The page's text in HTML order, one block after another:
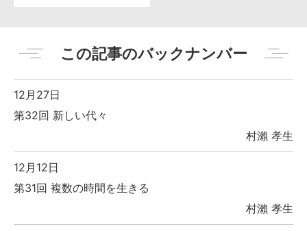
この記事のバックナンバー
12月27日
第32回 新しい代々
村瀨 孝生
12月12日
第31回 複数の時間を生きる
村瀨 孝生